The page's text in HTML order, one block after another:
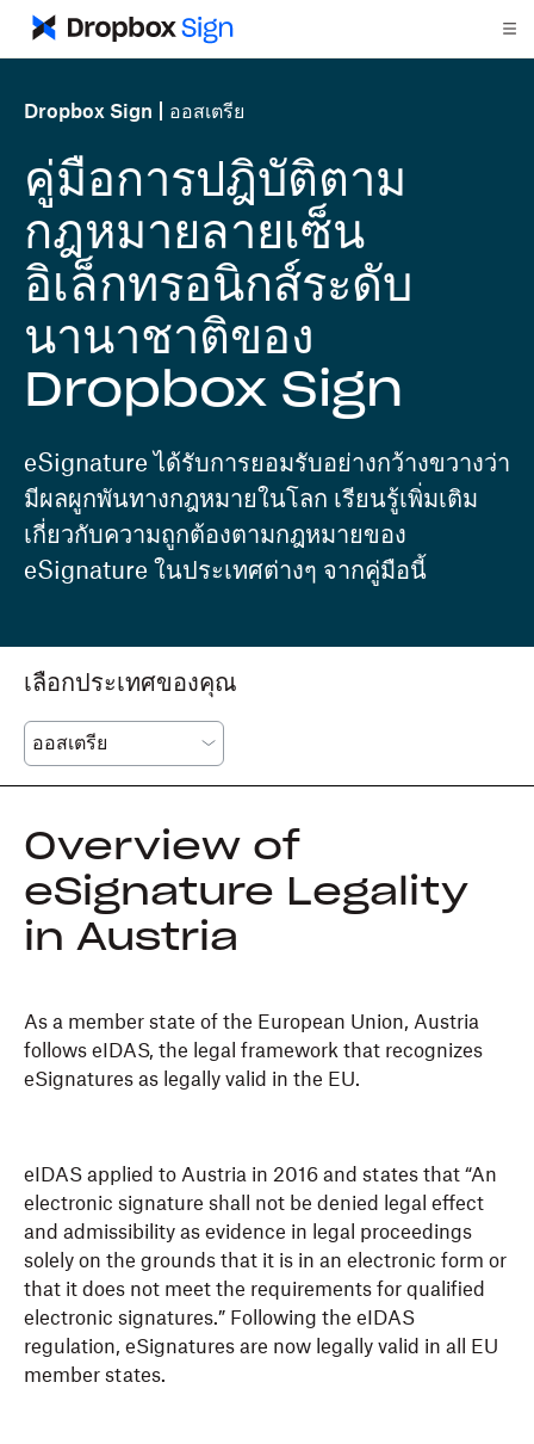
Dropbox Sign ออสเตรีย
คู่มือการปฎิบัติตาม
กฎหมายลายเซ็น
อิเล็กทรอนิกส์ระดับ
นานาชาติของ
Dropbox Sign
eSignature ได้รับการยอมรับอย่างกว้างขวางว่า
มีผลผูกพันทางกฎหมายในโลก เรียนรู้เพิ่มเติม
เกี่ยวกับความถูกต้องตามกฎหมายของ
eSignature ในประเทศต่างๆ จากคู่มือนี้
เลือกประเทศของคุณ
Overview of
eSignature Legality
in Austria
As a member state of the European Union, Austria
follows eIDAS, the legal framework that recognizes
eSignatures as legally valid in the EU.
eIDAS applied to Austria in 2016 and states that “An
electronic signature shall not be denied legal effect
and admissibility as evidence in legal proceedings
solely on the grounds that it is in an electronic form or
that it does not meet the requirements for qualified
electronic signatures.” Following the eIDAS
regulation, eSignatures are now legally valid in all EU
member states.